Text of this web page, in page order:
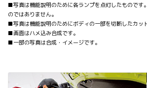
■写真は機能説明のために各ランプを点灯したものです
のではありません。
■写真は機能説明のためにボディの一部を切断したカッ
■画面はハメ込み合成です。
■一部の写真は合成・イメージです。